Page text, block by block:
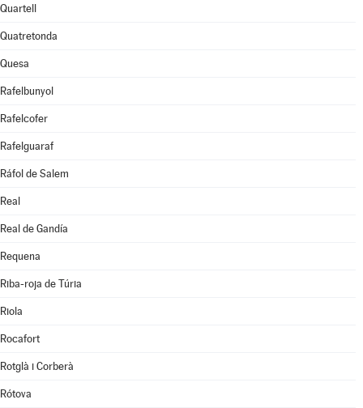
Quartell
Quatretonda
Quesa
Rafelbunyol
Rafelcofer
Rafelguaraf
Ráfol de Salem
Real
Real de Gandía
Requena
Riba-roja de Túria
Riola
Rocafort
Rotglà i Corberà
Rótova